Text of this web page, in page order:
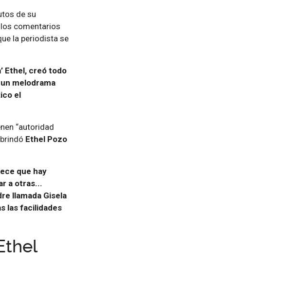
de su
comentarios
la periodista se
Ethel, creó todo
melodrama
el
“autoridad
Ethel Pozo
que hay
a otras...
llamada Gisela
las facilidades